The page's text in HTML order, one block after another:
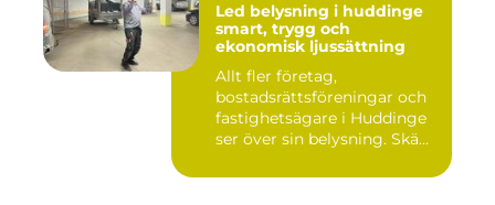
Led belysning i huddinge
smart, trygg och
ekonomisk ljussättning
Allt fler företag,
bostadsrättsföreningar och
fastighetsägare i Huddinge
ser över sin belysning. Skä...